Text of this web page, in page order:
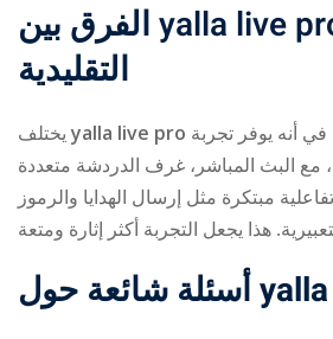
yalla live
التقليدية
yalla live pro
مع البث المباشر، غرف الدردشة متعددة
مبتكرة مثل إرسال الهدايا والرموز